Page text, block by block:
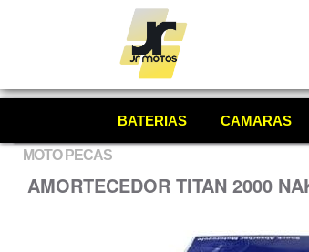
BATERIAS CAMARAS
MOTO PECAS
AMORTECEDOR TITAN 2000